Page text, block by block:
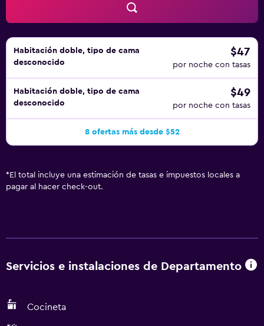
pueden practicar las actividades de ocio y esparcimiento
que se indican más abajo en las instalaciones o cerca del
Habitación doble, tipo de cama
desconocido
$47
por noche con tasas
Habitación doble, tipo de cama
desconocido
$49
por noche con tasas
8 ofertas más desde $52
* El total incluye una estimación de tasas e impuestos locales a
pagar al hacer check-out.
Servicios e instalaciones de Departamento
Cocineta